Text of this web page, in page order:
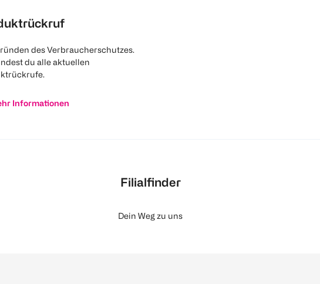
des Verbraucherschutzes.
du alle aktuellen
Informationen
Filialfinder
Dein Weg zu uns